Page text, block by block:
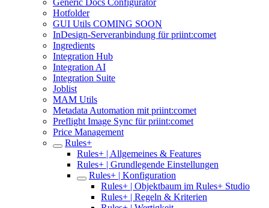
Generic Docs Configurator
Hotfolder
GUI Utils COMING SOON
InDesign-Serveranbindung für priint:comet
Ingredients
Integration Hub
Integration AI
Integration Suite
Joblist
MAM Utils
Metadata Automation mit priint:comet
Preflight Image Sync für priint:comet
Price Management
Rules+
Rules+ | Allgemeines & Features
Rules+ | Grundlegende Einstellungen
Rules+ | Konfiguration
Rules+ | Objektbaum im Rules+ Studio
Rules+ | Regeln & Kriterien